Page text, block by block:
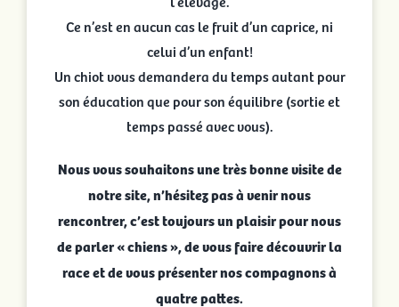
Ce n’est en aucun cas le fruit d’un caprice, ni
celui d’un enfant!
Un chiot vous demandera du temps autant pour
son éducation que pour son équilibre (sortie et
temps passé avec vous).
Nous vous souhaitons une très bonne visite de
notre site, n’hésitez pas à venir nous
rencontrer, c’est toujours un plaisir pour nous
de parler « chiens », de vous faire découvrir la
race et de vous présenter nos compagnons à
quatre pattes.